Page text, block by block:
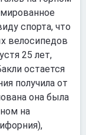
спорта, что
велосипедов
25 лет,
остается
получила от
она была
на